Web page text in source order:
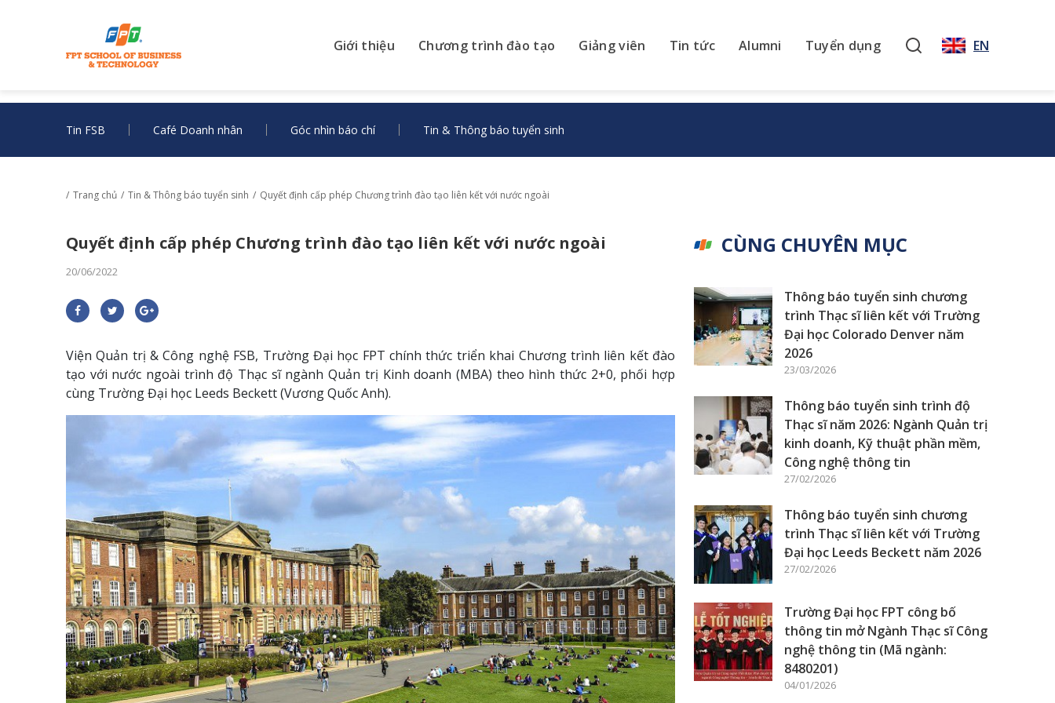
Giới thiệu Chương trình đào tạo Giảng viên Tin tức Alumni Tuyển dụng EN
Tin FSB Café Doanh nhân Góc nhìn báo chí Tin & Thông báo tuyển sinh
Trang chủ Tin & Thông báo tuyển sinh Quyết định cấp phép Chương trình đào tạo liên kết với nước ngoài
Quyết định cấp phép Chương trình đào tạo liên kết với nước ngoài
20/06/2022
Viện Quản trị & Công nghệ FSB, Trường Đại học FPT chính thức triển khai Chương trình liên kết đào
tạo với nước ngoài trình độ Thạc sĩ ngành Quản trị Kinh doanh (MBA) theo hình thức 2+0, phối hợp
cùng Trường Đại học Leeds Beckett (Vương Quốc Anh).
CÙNG CHUYÊN MỤC
Thông báo tuyển sinh chương
trình Thạc sĩ liên kết với Trường
Đại học Colorado Denver năm
2026
23/03/2026
Thông báo tuyển sinh trình độ
Thạc sĩ năm 2026: Ngành Quản trị
kinh doanh, Kỹ thuật phần mềm,
Công nghệ thông tin
27/02/2026
Thông báo tuyển sinh chương
trình Thạc sĩ liên kết với Trường
Đại học Leeds Beckett năm 2026
27/02/2026
Trường Đại học FPT công bố
thông tin mở Ngành Thạc sĩ Công
nghệ thông tin (Mã ngành:
8480201)
04/01/2026